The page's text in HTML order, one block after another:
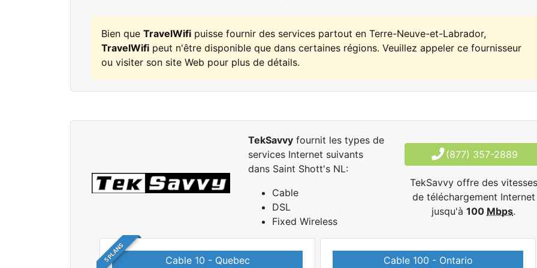
Bien que TravelWifi puisse fournir des services partout en Terre-Neuve-et-Labrador,
TravelWifi peut n'être disponible que dans certaines régions. Veuillez appeler ce fournisseur
ou visiter son site Web pour plus de détails.
TekSavvyfournit les types de
services Internet suivants
dans Saint Shott's NL:
Cable
DSL
Fixed Wireless
(877) 357-2889
TekSavvy offre des vitesses
de téléchargement Internet
jusqu'à100 Mbps.
5 PLANS Cable 10 - Quebec Cable 100 - Ontario